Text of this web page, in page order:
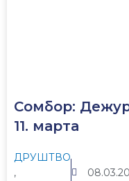
Сомбор:
11. марта
ДРУШТВО
,